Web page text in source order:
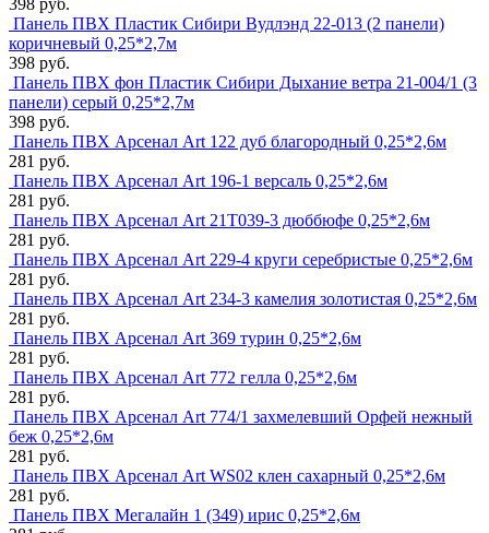
398 руб.
Панель ПВХ Пластик Сибири Вудлэнд 22-013 (2 панели)
коричневый 0,25*2,7м
398 руб.
Панель ПВХ фон Пластик Сибири Дыхание ветра 21-004/1 (3
панели) серый 0,25*2,7м
398 руб.
Панель ПВХ Арсенал Art 122 дуб благородный 0,25*2,6м
281 руб.
Панель ПВХ Арсенал Art 196-1 версаль 0,25*2,6м
281 руб.
Панель ПВХ Арсенал Art 21Т039-3 дюббюфе 0,25*2,6м
281 руб.
Панель ПВХ Арсенал Art 229-4 круги серебристые 0,25*2,6м
281 руб.
Панель ПВХ Арсенал Art 234-3 камелия золотистая 0,25*2,6м
281 руб.
Панель ПВХ Арсенал Art 369 турин 0,25*2,6м
281 руб.
Панель ПВХ Арсенал Art 772 гелла 0,25*2,6м
281 руб.
Панель ПВХ Арсенал Art 774/1 захмелевший Орфей нежный
беж 0,25*2,6м
281 руб.
Панель ПВХ Арсенал Art WS02 клен сахарный 0,25*2,6м
281 руб.
Панель ПВХ Мегалайн 1 (349) ирис 0,25*2,6м